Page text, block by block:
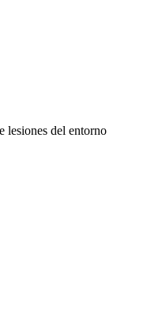
lesiones del entorno